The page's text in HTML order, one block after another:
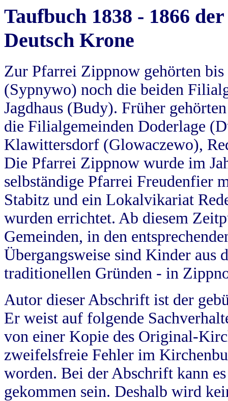
Taufbuch 1838 - 1866
Deutsch Krone
Zur Pfarrei Zippnow gehörten
(Sypnywo) noch die beiden
Jagdhaus (Budy). Früher
die Filialgemeinden Doderlage
Klawittersdorf (Glowaczewo),
Die Pfarrei Zippnow wurde im
selbständige Pfarrei Freudenfier
Stabitz und ein Lokalvikariat
wurden errichtet. Ab diesem
Gemeinden, in den
Übergangsweise sind Kinder aus
traditionellen Gründen - in
Autor dieser Abschrift ist der
Er weist auf folgende
von einer Kopie des Original-
zweifelsfreie Fehler im
worden. Bei der Abschrift kann
gekommen sein. Deshalb wird